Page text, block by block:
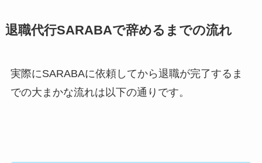
退職代行SARABAで辞めるまでの流れ
実際にSARABAに依頼してから退職が完了するま
での大まかな流れは以下の通りです。